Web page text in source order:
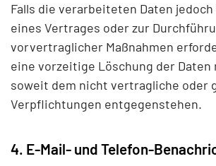
Falls die verarbeiteten Daten
eines Vertrages oder zur
vorvertraglicher Maßnahmen
eine vorzeitige Löschung der Daten
soweit dem nicht vertragliche oder
Verpflichtungen entgegenstehen.
4. E-Mail- und Telefon-